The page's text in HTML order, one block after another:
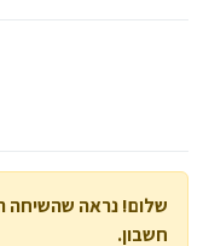
שלום! נראה שהשיחה
חשבון.